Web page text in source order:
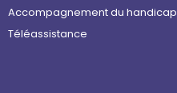
Accompagnement du handicap
Téléassistance